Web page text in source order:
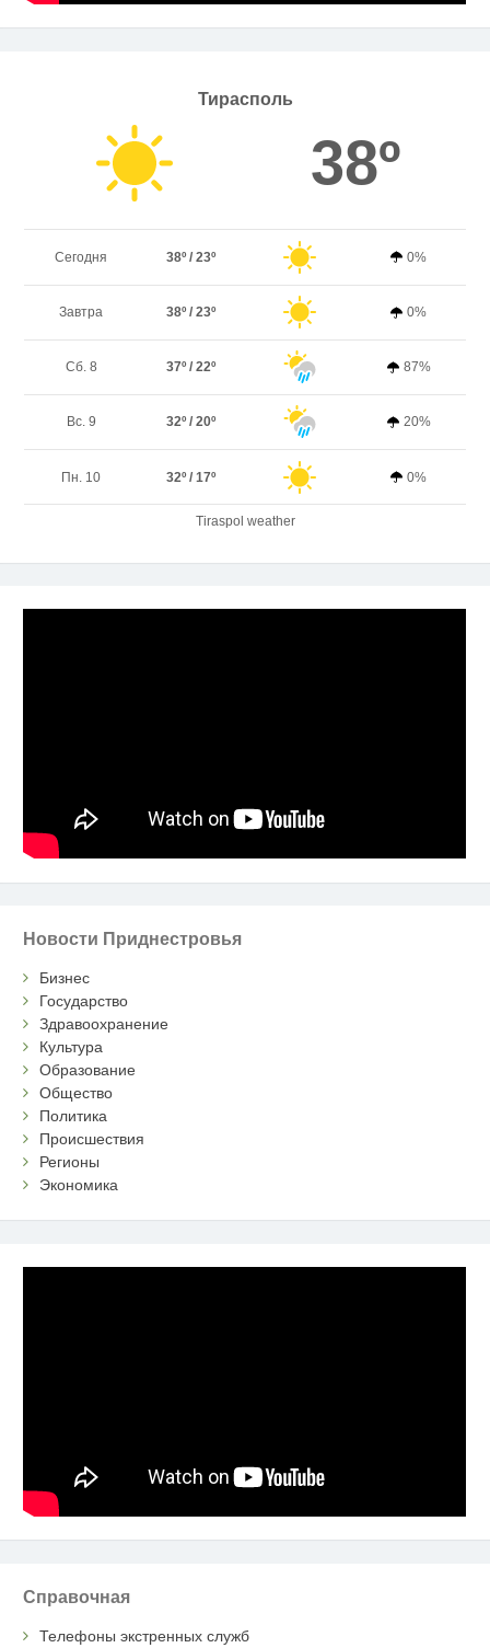
Тирасполь
38º
Сегодня 38º / 23º 0%
Завтра 38º / 23º 0%
Сб. 8 37º / 22º 87%
Вс. 9 32º / 20º 20%
Пн. 10 32º / 17º 0%
Tiraspol weather
Новости Приднестровья
Бизнес
Государство
Здравоохранение
Культура
Образование
Общество
Политика
Происшествия
Регионы
Экономика
Справочная
Телефоны экстренных служб